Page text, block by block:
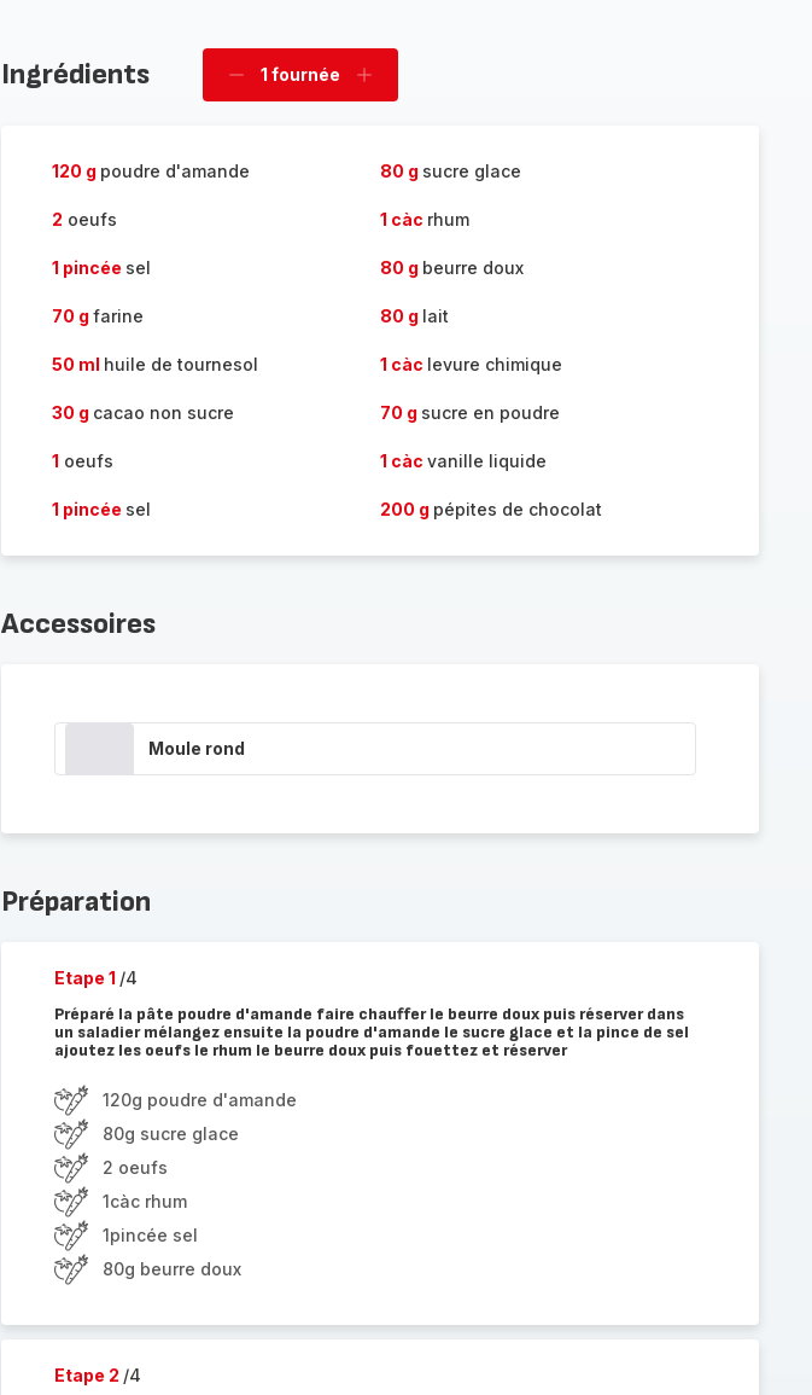
Ingrédients
Supprimer
1 fournée
Ajouter
120 g poudre d'amande 80 g sucre glace
2 oeufs 1 càc rhum
1 pincée sel 80 g beurre doux
70 g farine 80 g lait
50 ml huile de tournesol 1 càc levure chimique
30 g cacao non sucre 70 g sucre en poudre
1 oeufs 1 càc vanille liquide
1 pincée sel 200 g pépites de chocolat
Accessoires
Moule rond
Préparation
Etape 1 /4
Préparé la pâte poudre d'amande faire chauffer le beurre doux puis réserver dans
un saladier mélangez ensuite la poudre d'amande le sucre glace et la pince de sel
ajoutez les oeufs le rhum le beurre doux puis fouettez et réserver
120g poudre d'amande
80g sucre glace
2 oeufs
1càc rhum
1pincée sel
80g beurre doux
Etape 2 /4